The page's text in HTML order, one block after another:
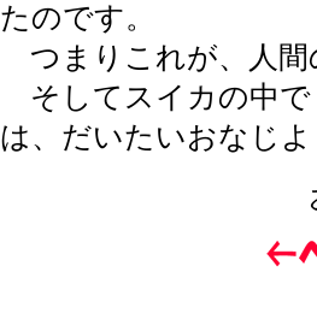
たのです。
つまりこれが、人間
そしてスイカの中で
は、だいたいおなじ